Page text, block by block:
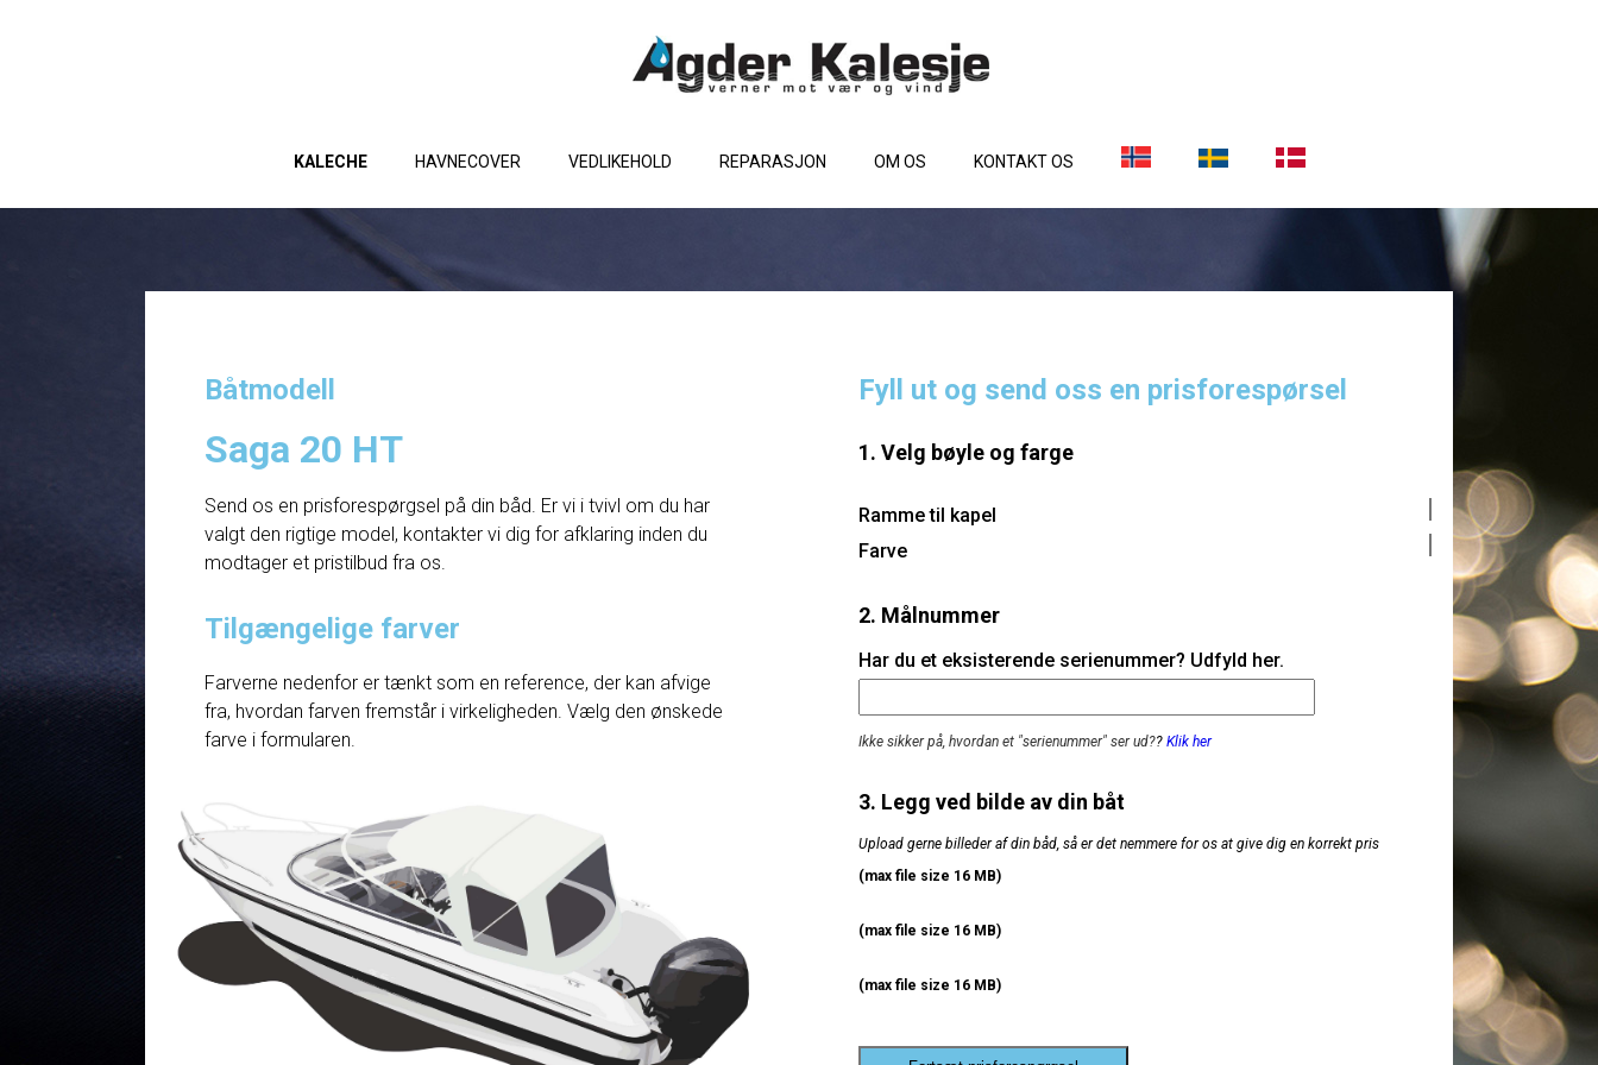
KALECHE HAVNECOVER VEDLIKEHOLD REPARASJON OM OS KONTAKT OS
Båtmodell
Saga 20 HT
Send os en prisforespørgsel på din båd. Er vi i tvivl om du har
valgt den rigtige model, kontakter vi dig for afklaring inden du
modtager et pristilbud fra os.
Tilgængelige farver
Farverne nedenfor er tænkt som en reference, der kan afvige
fra, hvordan farven fremstår i virkeligheden. Vælg den ønskede
farve i formularen.
Fyll ut og send oss en prisforespørsel
1. Velg bøyle og farge
Ramme til kapel
Farve
2. Målnummer
Har du et eksisterende serienummer? Udfyld her.
Ikke sikker på, hvordan et "serienummer" ser ud?? Klik her
3. Legg ved bilde av din båt
Upload gerne billeder af din båd, så er det nemmere for os at give dig en korrekt pris
(max file size 16 MB)
(max file size 16 MB)
(max file size 16 MB)